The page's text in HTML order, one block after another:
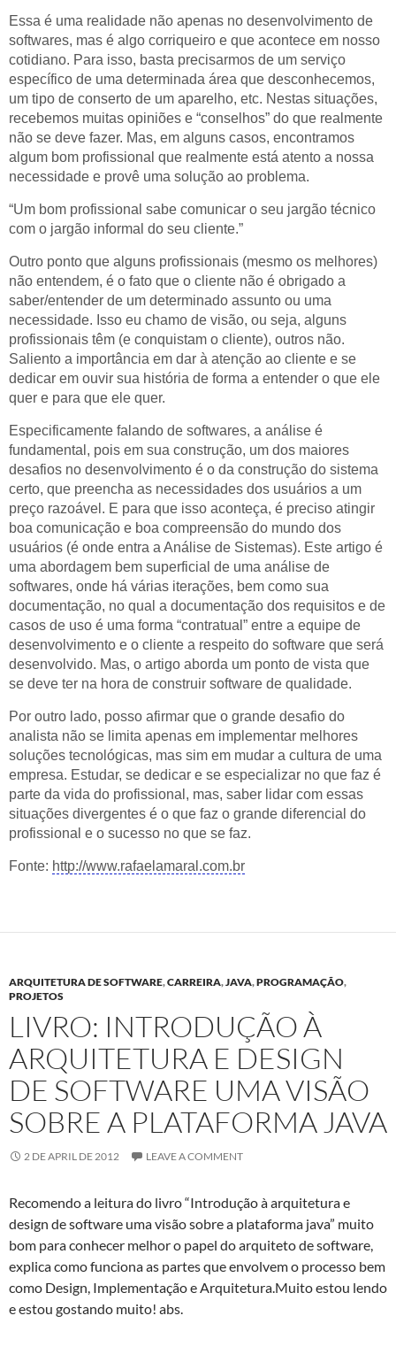
Essa é uma realidade não apenas no desenvolvimento de
softwares, mas é algo corriqueiro e que acontece em nosso
cotidiano. Para isso, basta precisarmos de um serviço
específico de uma determinada área que desconhecemos,
um tipo de conserto de um aparelho, etc. Nestas situações,
recebemos muitas opiniões e “conselhos” do que realmente
não se deve fazer. Mas, em alguns casos, encontramos
algum bom profissional que realmente está atento a nossa
necessidade e provê uma solução ao problema.
“Um bom profissional sabe comunicar o seu jargão técnico
com o jargão informal do seu cliente.”
Outro ponto que alguns profissionais (mesmo os melhores)
não entendem, é o fato que o cliente não é obrigado a
saber/entender de um determinado assunto ou uma
necessidade. Isso eu chamo de visão, ou seja, alguns
profissionais têm (e conquistam o cliente), outros não.
Saliento a importância em dar à atenção ao cliente e se
dedicar em ouvir sua história de forma a entender o que ele
quer e para que ele quer.
Especificamente falando de softwares, a análise é
fundamental, pois em sua construção, um dos maiores
desafios no desenvolvimento é o da construção do sistema
certo, que preencha as necessidades dos usuários a um
preço razoável. E para que isso aconteça, é preciso atingir
boa comunicação e boa compreensão do mundo dos
usuários (é onde entra a Análise de Sistemas). Este artigo é
uma abordagem bem superficial de uma análise de
softwares, onde há várias iterações, bem como sua
documentação, no qual a documentação dos requisitos e de
casos de uso é uma forma “contratual” entre a equipe de
desenvolvimento e o cliente a respeito do software que será
desenvolvido. Mas, o artigo aborda um ponto de vista que
se deve ter na hora de construir software de qualidade.
Por outro lado, posso afirmar que o grande desafio do
analista não se limita apenas em implementar melhores
soluções tecnológicas, mas sim em mudar a cultura de uma
empresa. Estudar, se dedicar e se especializar no que faz é
parte da vida do profissional, mas, saber lidar com essas
situações divergentes é o que faz o grande diferencial do
profissional e o sucesso no que se faz.
Fonte: http://www.rafaelamaral.com.br
ARQUITETURA DE SOFTWARE,CARREIRA,JAVA,PROGRAMAÇÃO,
PROJETOS
LIVRO: INTRODUÇÃO À
ARQUITETURA E DESIGN
DE SOFTWARE UMA VISÃO
SOBRE A PLATAFORMA JAVA
2 DE APRIL DE 2012 LEAVE A COMMENT
Recomendo a leitura do livro “Introdução à arquitetura e
design de software uma visão sobre a plataforma java” muito
bom para conhecer melhor o papel do arquiteto de software,
explica como funciona as partes que envolvem o processo bem
como Design, Implementação e Arquitetura.Muito estou lendo
e estou gostando muito! abs.